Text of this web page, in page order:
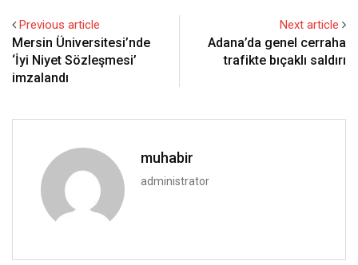
Previous article
Mersin Üniversitesi’nde
‘İyi Niyet Sözleşmesi’
imzalandı
Next article
Adana’da genel cerraha
trafikte bıçaklı saldırı
muhabir
administrator